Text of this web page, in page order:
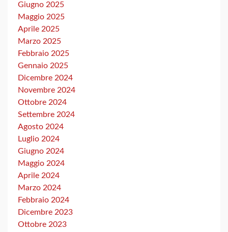
Giugno 2025
Maggio 2025
Aprile 2025
Marzo 2025
Febbraio 2025
Gennaio 2025
Dicembre 2024
Novembre 2024
Ottobre 2024
Settembre 2024
Agosto 2024
Luglio 2024
Giugno 2024
Maggio 2024
Aprile 2024
Marzo 2024
Febbraio 2024
Dicembre 2023
Ottobre 2023